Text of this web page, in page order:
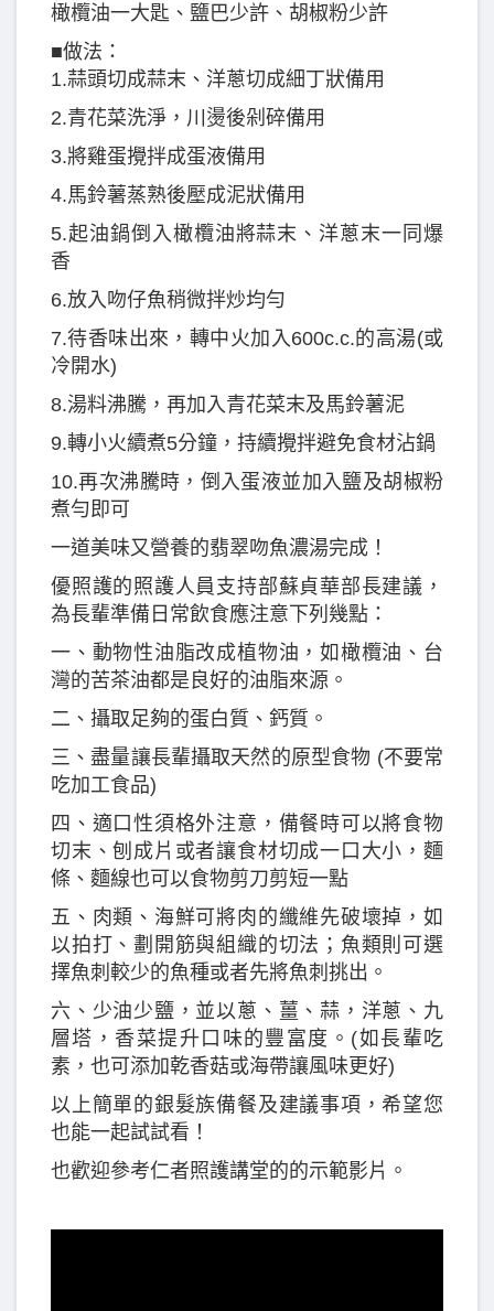
橄欖油一大匙、鹽巴少許、胡椒粉少許
■做法：
1.蒜頭切成蒜末、洋蔥切成細丁狀備用
2.青花菜洗淨，川燙後剁碎備用
3.將雞蛋攪拌成蛋液備用
4.馬鈴薯蒸熟後壓成泥狀備用
5.起油鍋倒入橄欖油將蒜末、洋蔥末一同爆
香
6.放入吻仔魚稍微拌炒均勻
7.待香味出來，轉中火加入600c.c.的高湯(或
冷開水)
8.湯料沸騰，再加入青花菜末及馬鈴薯泥
9.轉小火續煮5分鐘，持續攪拌避免食材沾鍋
10.再次沸騰時，倒入蛋液並加入鹽及胡椒粉
煮勻即可
一道美味又營養的翡翠吻魚濃湯完成！
優照護的照護人員支持部蘇貞華部長建議，
為長輩準備日常飲食應注意下列幾點：
一、動物性油脂改成植物油，如橄欖油、台
灣的苦茶油都是良好的油脂來源。
二、攝取足夠的蛋白質、鈣質。
三、盡量讓長輩攝取天然的原型食物 (不要常
吃加工食品)
四、適口性須格外注意，備餐時可以將食物
切末、刨成片或者讓食材切成一口大小，麵
條、麵線也可以食物剪刀剪短一點
五、肉類、海鮮可將肉的纖維先破壞掉，如
以拍打、劃開筋與組織的切法；魚類則可選
擇魚刺較少的魚種或者先將魚刺挑出。
六、少油少鹽，並以蔥、薑、蒜，洋蔥、九
層塔，香菜提升口味的豐富度。(如長輩吃
素，也可添加乾香菇或海帶讓風味更好)
以上簡單的銀髮族備餐及建議事項，希望您
也能一起試試看！
也歡迎參考仁者照護講堂的的示範影片。